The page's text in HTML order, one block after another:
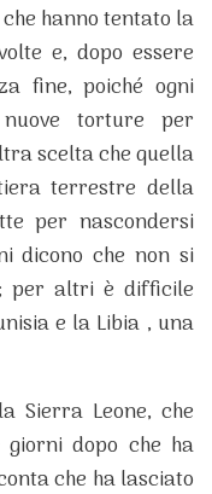
hanno tentato la
e, dopo essere
fine, poiché ogni
torture per
scelta che quella
terrestre della
per nascondersi
dicono che non si
per altri è difficile
e la Libia , una
Sierra Leone, che
dopo che ha
che ha lasciato